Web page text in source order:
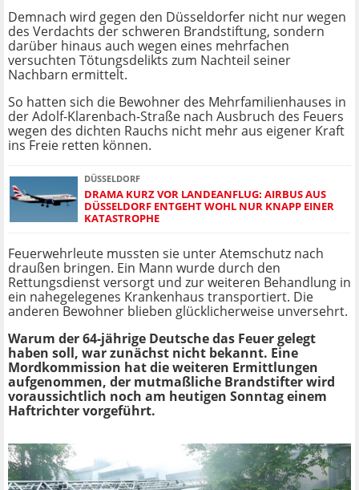
Demnach wird gegen den Düsseldorfer nicht nur wegen
des Verdachts der schweren Brandstiftung, sondern
darüber hinaus auch wegen eines mehrfachen
versuchten Tötungsdelikts zum Nachteil seiner
Nachbarn ermittelt.
So hatten sich die Bewohner des Mehrfamilienhauses in
der Adolf-Klarenbach-Straße nach Ausbruch des Feuers
wegen des dichten Rauchs nicht mehr aus eigener Kraft
ins Freie retten können.
DÜSSELDORF
DRAMA KURZ VOR LANDEANFLUG: AIRBUS AUS
DÜSSELDORF ENTGEHT WOHL NUR KNAPP EINER
KATASTROPHE
Feuerwehrleute mussten sie unter Atemschutz nach
draußen bringen. Ein Mann wurde durch den
Rettungsdienst versorgt und zur weiteren Behandlung in
ein nahegelegenes Krankenhaus transportiert. Die
anderen Bewohner blieben glücklicherweise unversehrt.
Warum der 64-jährige Deutsche das Feuer gelegt
haben soll, war zunächst nicht bekannt. Eine
Mordkommission hat die weiteren Ermittlungen
aufgenommen, der mutmaßliche Brandstifter wird
voraussichtlich noch am heutigen Sonntag einem
Haftrichter vorgeführt.